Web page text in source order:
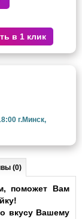
г.Минск,
(0)
поможет Вам
вкусу Вашему